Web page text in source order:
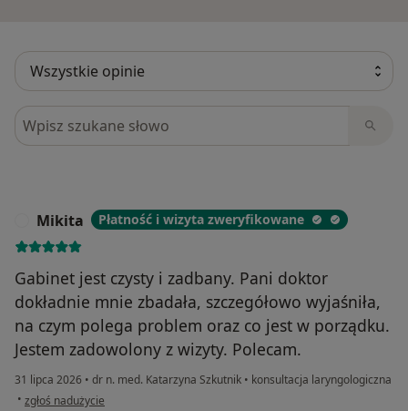
Szukaj w opiniach
Mikita Płatność i wizyta zweryfikowane
Gabinet jest czysty i zadbany. Pani doktor
dokładnie mnie zbadała, szczegółowo wyjaśniła,
na czym polega problem oraz co jest w porządku.
Jestem zadowolony z wizyty. Polecam.
31 lipca 2026 • dr n. med. Katarzyna Szkutnik • konsultacja laryngologiczna
• w opinii użytkownika Mikita
zgłoś nadużycie